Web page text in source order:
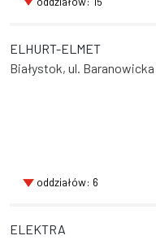
ELHURT-ELMET
Białystok, ul. Baranowicka
oddziałów: 6
ELEKTRA